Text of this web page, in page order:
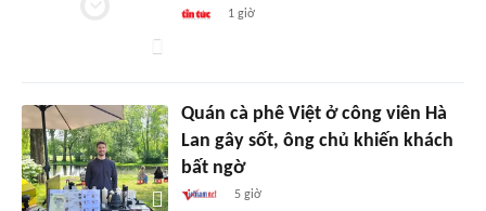
1 giờ
Quán cà phê Việt ở công viên Hà
Lan gây sốt, ông chủ khiến khách
bất ngờ
5 giờ